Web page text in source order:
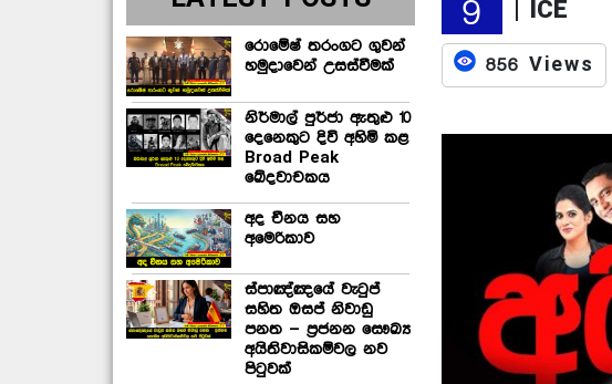
රොමේෂ් තරංගට ගුවන්
හමුදාවෙන් උසස්වීමක්
නිර්මාල් පුර්ජා ඇතුළු 10
දෙනෙකුට දිවි අහිමි කළ
Broad Peak
ඛේදවාචකය
අද චීනය සහ
අමෙරිකාව
ස්පාඤ්ඤයේ වැටුප්
සහිත ඔසප් නිවාඩු
පනත – ප්‍රජනන සෞඛ්‍ය
අයිතිවාසිකම්වල නව
පිටුවක්
9
| ICE
856 Views